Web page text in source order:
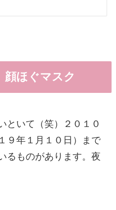
ほぐマスク
といて（笑）２０１０
９年１月１０日）まで
るものがあります。夜